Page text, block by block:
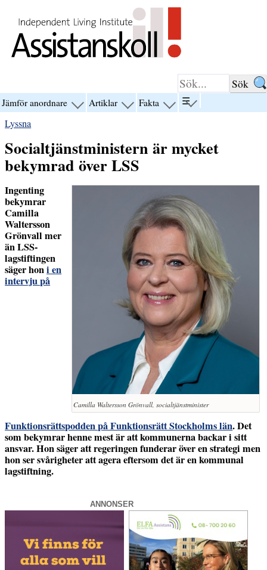
Jämför anordnare visa
anordnare”
Artiklar visa Fakta visa
☰visa
menyn
Lyssna
Socialtjänstministern är mycket
bekymrad över LSS
Camilla Waltersson Grönvall, socialtjänstminister
Ingenting
bekymrar
Camilla
Waltersson
Grönvall mer
än LSS-
lagstiftingen
säger honi en
intervju på
Funktionsrättspodden på Funktionsrätt Stockholms län. Det
som bekymrar henne mest är att kommunerna backar i sitt
ansvar. Hon säger att regeringen funderar över en strategi men
hon ser svårigheter att agera eftersom det är en kommunal
lagstiftning.
ANNONSER